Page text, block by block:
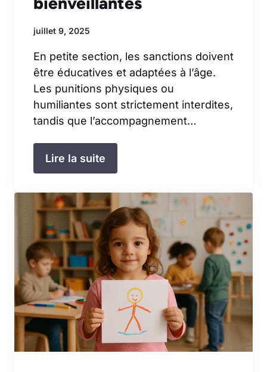
juillet 9, 2025
En petite section, les sanctions doivent
être éducatives et adaptées à l’âge.
Les punitions physiques ou
humiliantes sont strictement interdites,
tandis que l’accompagnement…
Lire la suite